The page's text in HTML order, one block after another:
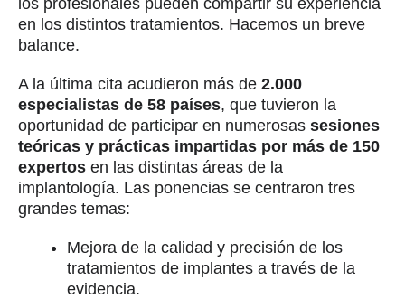
en los distintos tratamientos. Hacemos un breve
balance.
A la última cita acudieron más de 2.000
especialistas de 58 países, que tuvieron la
oportunidad de participar en numerosas sesiones
teóricas y prácticas impartidas por más de 150
expertos en las distintas áreas de la
implantología. Las ponencias se centraron tres
grandes temas:
Mejora de la calidad y precisión de los
tratamientos de implantes a través de la
evidencia.